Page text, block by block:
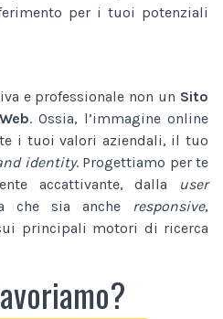
per i tuoi potenziali
e professionale non un Sito
. Ossia, l’immagine online
i tuoi valori aziendali, il tuo
identity. Progettiamo per te
accattivante, dalla
user
che sia anche responsive,
principali motori di ricerca